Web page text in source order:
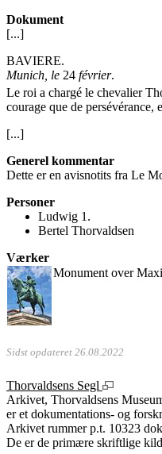
Dokument
[...]
BAVIERE.
Munich, le 24 février.
Le roi a chargé le chevalier
courage que de persévérance,
[...]
Generel kommentar
Dette er en avisnotits fra Le
Personer
Ludwig 1.
Bertel Thorvaldsen
Værker
Monument over
Sidst opdateret 26.08.2022
Thorvaldsens Segl
Arkivet, Thorvaldsens
er et dokumentations- og
Arkivet rummer p.t. 10323
De er de primære skriftlige